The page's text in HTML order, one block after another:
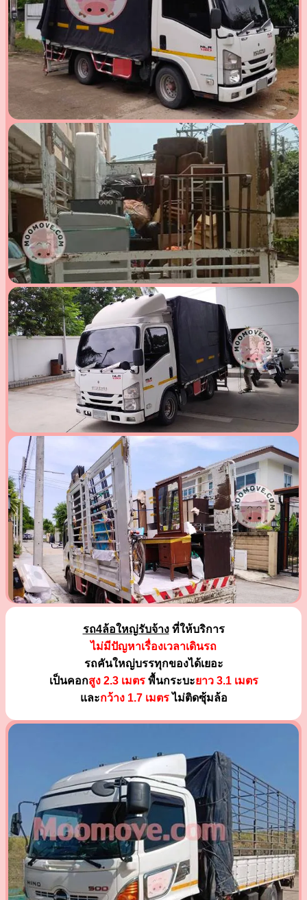
รถ4ล้อใหญ่รับจ้างที่ให้บริการ
ไม่มีปัญหาเรื่องเวลาเดินรถ
รถคันใหญ่บรรทุกของได้เยอะ
เป็นคอกสูง 2.3 เมตรพื้นกระบะยาว 3.1 เมตร
และกว้าง 1.7 เมตรไม่ติดซุ้มล้อ